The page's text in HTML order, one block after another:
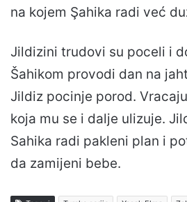
na kojem Şahika radi već
Jildizini trudovi su poceli i
Šahikom provodi dan na
Jildiz pocinje porod.
koja mu se i dalje ulizuje.
Sahika radi pakleni plan i
da zamijeni bebe.